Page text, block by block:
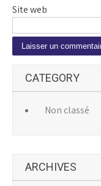
Site web
t
i
CATEGORY
Non classé
ARCHIVES